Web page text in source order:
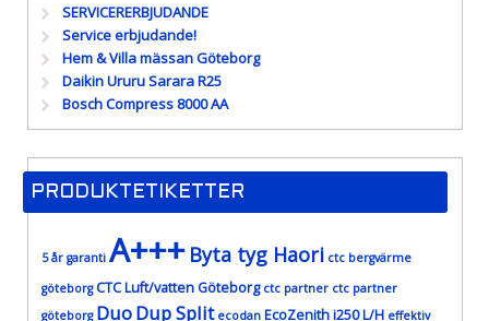
SERVICERERBJUDANDE
Service erbjudande!
Hem & Villa mässan Göteborg
Daikin Ururu Sarara R25
Bosch Compress 8000 AA
PRODUKTETIKETTER
5 år garanti A+++ Byta tyg Haori ctc bergvärme
göteborg CTC Luft/vatten Göteborg ctc partner ctc partner
göteborg DuoDup Split ecodan EcoZenith i250 L/H effektiv